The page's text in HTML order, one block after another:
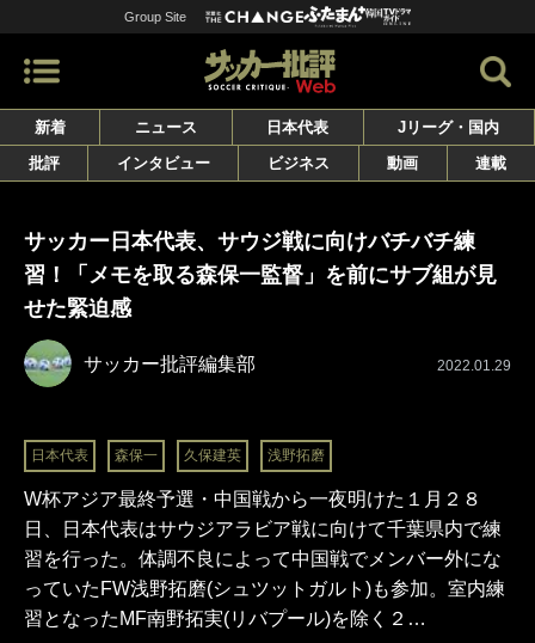
Group Site
新着 ニュース 日本代表
Jリーグ・国内
批評
インタビュー ビジネス 動画 連載
サッカー日本代表、サウジ戦に向けバチバチ練
習！「メモを取る森保一監督」を前にサブ組が見
せた緊迫感
サッカー批評編集部 2022.01.29
日本代表 森保一 久保建英 浅野拓磨
W杯アジア最終予選・中国戦から一夜明けた１月２８
日、日本代表はサウジアラビア戦に向けて千葉県内で練
習を行った。体調不良によって中国戦でメンバー外にな
っていたFW浅野拓磨(シュツットガルト)も参加。室内練
習となったMF南野拓実(リバプール)を除く２…